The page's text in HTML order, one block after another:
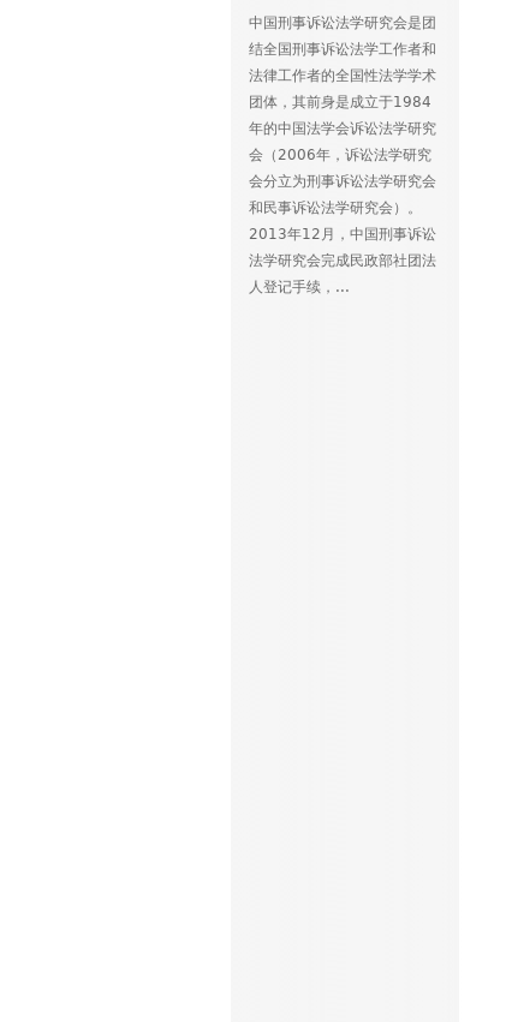
中国刑事诉讼法学研究会是团
结全国刑事诉讼法学工作者和
法律工作者的全国性法学学术
团体，其前身是成立于1984
年的中国法学会诉讼法学研究
会（2006年，诉讼法学研究
会分立为刑事诉讼法学研究会
和民事诉讼法学研究会）。
2013年12月，中国刑事诉讼
法学研究会完成民政部社团法
人登记手续，...